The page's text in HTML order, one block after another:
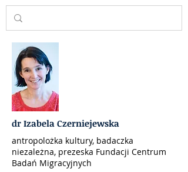
dr Izabela Czerniejewska
antropolożka kultury, badaczka
niezależna, prezeska Fundacji Centrum
Badań Migracyjnych